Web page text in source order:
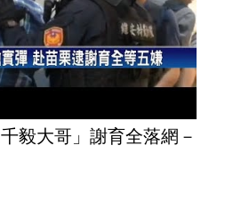
毅大哥」謝育全落網－